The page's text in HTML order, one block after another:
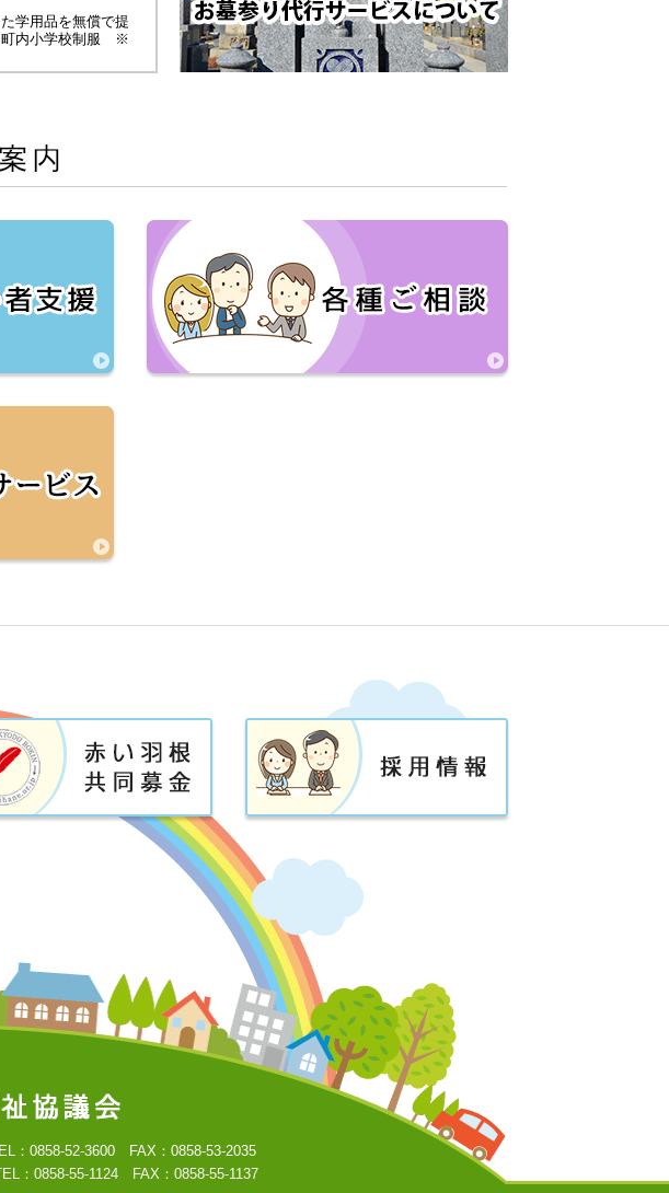
：0858-52-3600 FAX：0858-53-2035
：0858-55-1124 FAX：0858-55-1137